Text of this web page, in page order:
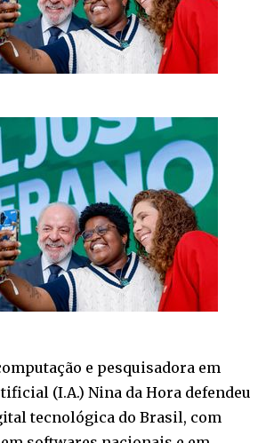
e pesquisadora em
(I.A.) Nina da Hora defendeu
tecnológica do Brasil, com